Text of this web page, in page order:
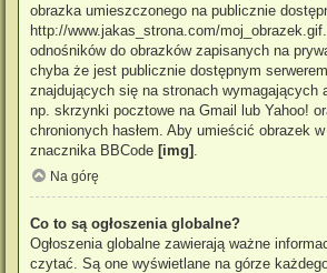
obrazka umieszczonego na publicznie
http://www.jakas_strona.com/
odnośników do obrazków zapisanych na
chyba że jest publicznie dostępnym
znajdujących się na stronach wymagających
np. skrzynki pocztowe na Gmail lub Yahoo!
chronionych hasłem. Aby umieścić obrazek
znacznika BBCode [img]
Na górę
Co to są ogłoszenia globalne?
Ogłoszenia globalne zawierają ważne
czytać. Są one wyświetlane na górze